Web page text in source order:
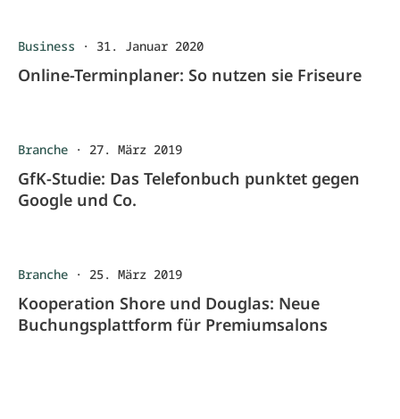
Business · 31. Januar 2020
Online-Terminplaner: So nutzen sie Friseure
Branche · 27. März 2019
GfK-Studie: Das Telefonbuch punktet gegen
Google und Co.
Branche · 25. März 2019
Kooperation Shore und Douglas: Neue
Buchungsplattform für Premiumsalons